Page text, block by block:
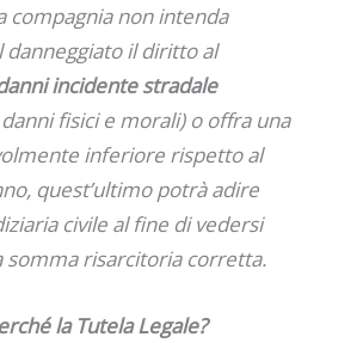
compagnia non intenda
danneggiato il diritto al
incidente stradale
fisici e morali) o offra una
inferiore rispetto al
quest’ultimo potrà adire
civile al fine di vedersi
somma risarcitoria corretta.
la Tutela Legale?